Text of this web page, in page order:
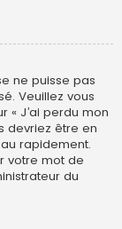
ne puisse pas
Veuillez vous
« J’ai perdu mon
devriez être en
rapidement.
votre mot de
du